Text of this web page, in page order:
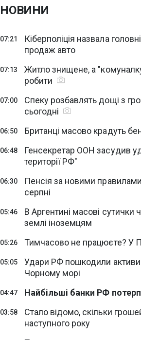
НОВИНИ
07:21
Кіберполіція назвала
продаж авто
07:13
Житло знищене, а
робити
07:00
Спеку розбавлять дощі з
сьогодні
06:50 Британці масово крадуть
06:48
Генсекретар ООН засудив
території РФ"
06:30
Пенсія за новими
серпні
05:46
В Аргентині масові
землі іноземцям
05:26 Тимчасово не працюєте? У
05:05
Удари РФ пошкодили активи
Чорному морі
04:47 Найбільші банки РФ
03:58
Стало відомо, скільки
наступного року